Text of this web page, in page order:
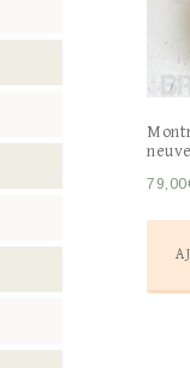
neuve
79,00